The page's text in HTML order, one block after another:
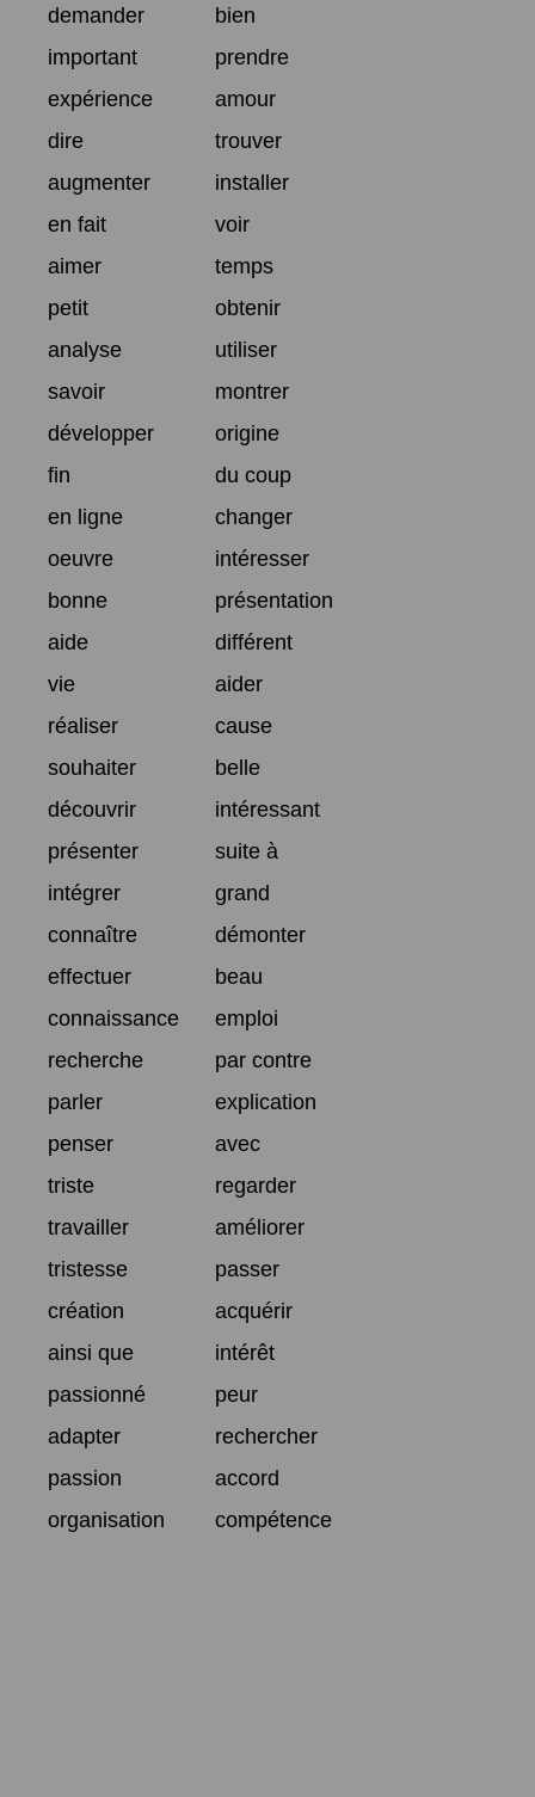
demander
bien
important
prendre
expérience
amour
dire
trouver
augmenter
installer
en fait
voir
aimer
temps
petit
obtenir
analyse
utiliser
savoir
montrer
développer
origine
fin
du coup
en ligne
changer
oeuvre
intéresser
bonne
présentation
aide
différent
vie
aider
réaliser
cause
souhaiter
belle
découvrir
intéressant
présenter
suite à
intégrer
grand
connaître
démonter
effectuer
beau
connaissance
emploi
recherche
par contre
parler
explication
penser
avec
triste
regarder
travailler
améliorer
tristesse
passer
création
acquérir
ainsi que
intérêt
passionné
peur
adapter
rechercher
passion
accord
organisation
compétence